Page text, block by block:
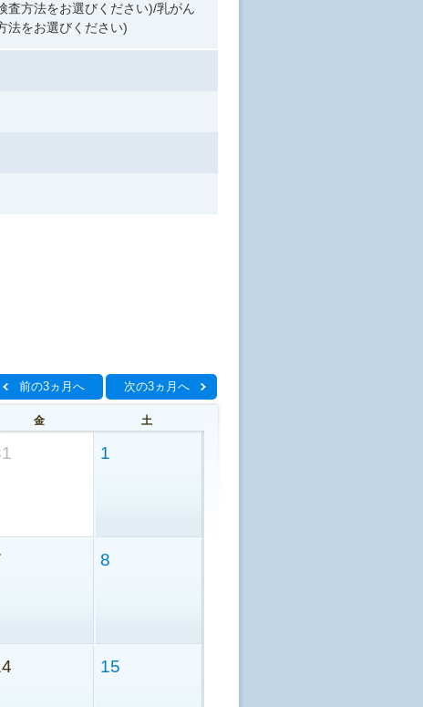
方法をお選びください)/乳がん
法をお選びください)
前の3ヵ月へ 次の3ヵ月へ
金 土
1
8
15